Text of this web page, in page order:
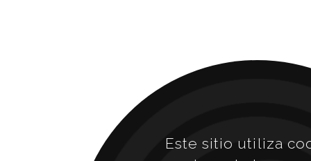
Este sitio utiliza